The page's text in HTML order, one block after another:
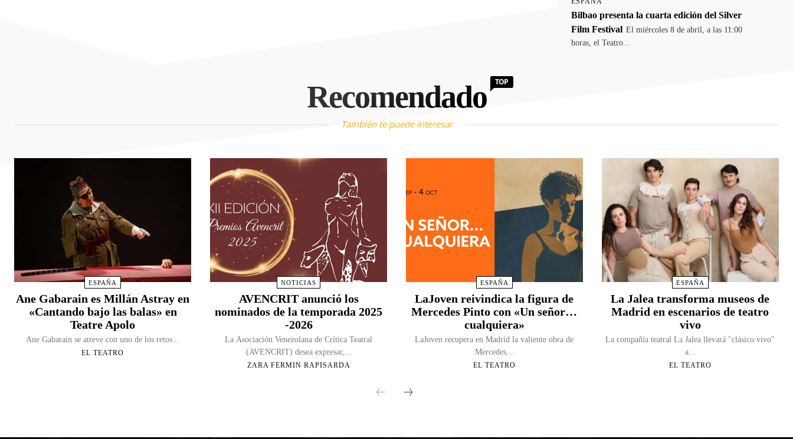
Bilbao presenta la cuarta edición del Silver
Film Festival El miércoles 8 de abril, a las 11:00
horas, el Teatro...
Recomendado TOP
También te puede interesar
ESPAÑA
Ane Gabarain es Millán Astray en
«Cantando bajo las balas» en
Teatre Apolo
Ane Gabarain se atreve con uno de los retos...
EL TEATRO
NOTICIAS
AVENCRIT anunció los
nominados de la temporada 2025
-2026
La Asociación Venezolana de Crítica Teatral
(AVENCRIT) desea expresar,...
ZARA FERMIN RAPISARDA
ESPAÑA
LaJoven reivindica la figura de
Mercedes Pinto con «Un señor…
cualquiera»
LaJoven recupera en Madrid la valiente obra de
Mercedes...
EL TEATRO
ESPAÑA
La Jalea transforma museos de
Madrid en escenarios de teatro
vivo
La compañía teatral La Jalea llevará "clásico vivo"
a...
EL TEATRO